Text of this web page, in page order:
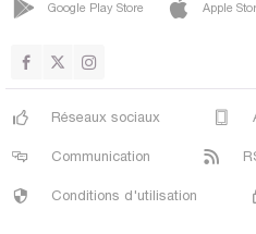
Batman
Bayburt
Bilecik
Bingöl
Bitlis
Bolu
Google Play Store Apple
Réseaux sociaux
Communication
Conditions d'utilisation